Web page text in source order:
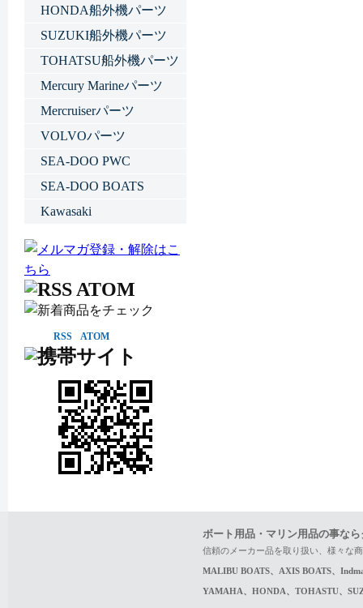
HONDA船外機パーツ
SUZUKI船外機パーツ
TOHATSU船外機パーツ
Mercury Marineパーツ
Mercruiserパーツ
VOLVOパーツ
SEA-DOO PWC
SEA-DOO BOATS
Kawasaki
RSS ATOM
ボート用品・マリン用品の事な
信頼のメーカー品を取り扱い、様々な
MALIBU BOATS、AXIS BOATS、
YAMAHA、HONDA、TOHASTU、